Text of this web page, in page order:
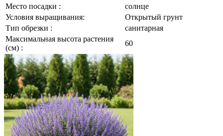
Место посадки :
солнце
Условия выращивания:
Открытый грунт
Тип обрезки :
санитарная
Максимальная высота растения
(см) :
60